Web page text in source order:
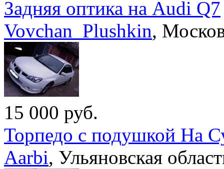
Задняя оптика на Audi Q7
Vovchan_Plushkin,
15 000 руб.
Торпедо с подушкой На
Aarbi, Ульяновская